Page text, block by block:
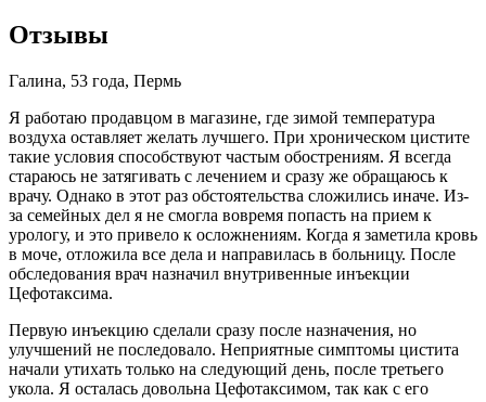
Отзывы
Галина, 53 года, Пермь
Я работаю продавцом в магазине, где зимой температура
воздуха оставляет желать лучшего. При хроническом цистите
такие условия способствуют частым обострениям. Я всегда
стараюсь не затягивать с лечением и сразу же обращаюсь к
врачу. Однако в этот раз обстоятельства сложились иначе. Из-
за семейных дел я не смогла вовремя попасть на прием к
урологу, и это привело к осложнениям. Когда я заметила кровь
в моче, отложила все дела и направилась в больницу. После
обследования врач назначил внутривенные инъекции
Цефотаксима.
Первую инъекцию сделали сразу после назначения, но
улучшений не последовало. Неприятные симптомы цистита
начали утихать только на следующий день, после третьего
укола. Я осталась довольна Цефотаксимом, так как с его